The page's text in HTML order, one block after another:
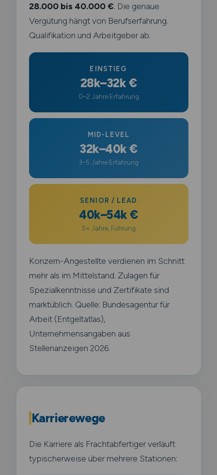
28.000 bis 40.000 €. Die genaue
Vergütung hängt von Berufserfahrung.
Qualifikation und Arbeitgeber ab.
EINSTIEG
28k–32k €
0–2 Jahre Erfahrung
MID-LEVEL
32k–40k €
3–5 Jahre Erfahrung
SENIOR / LEAD
40k–54k €
5+ Jahre, Führung
Konzern-Angestellte verdienen im Schnitt
mehr als im Mittelstand. Zulagen für
Spezialkenntnisse und Zertifikate sind
marktüblich. Quelle: Bundesagentur für
Arbeit (Entgeltatlas),
Unternehmensangaben aus
Stellenanzeigen 2026.
Karrierewege
Die Karriere als Frachtabfertiger verläuft
typischerweise über mehrere Stationen: